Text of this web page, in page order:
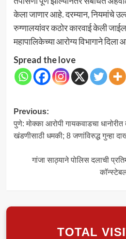
केला जाणार आहे. दरम्यान, नियमांचे
रुग्णालयांवर कठोर कारवाई केली
महापालिकेच्या आरोग्य विभागाने दिला
Spread the love
Post
navigation
Previous:
पुणे: मोक्का आरोपी गायकवाडचा
खंडणीसाठी धमकी; 8 जणांविरुद्ध गुन्हा
गांजा साठ्याने पोलिस दलाची
TOTAL